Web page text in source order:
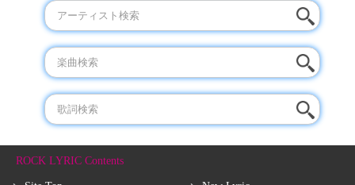
ROCK LYRIC Contents